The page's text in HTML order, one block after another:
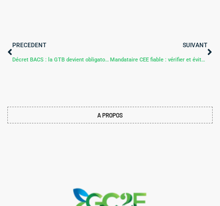
PRECEDENT
Décret BACS : la GTB devient obligatoire dans le tertiaire
SUIVANT
Mandataire CEE fiable : vérifier et éviter les fraudes
A PROPOS